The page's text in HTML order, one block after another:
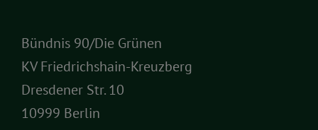
Bündnis 90/Die Grünen
KV Friedrichshain-Kreuzberg
Dresdener Str. 10
10999 Berlin